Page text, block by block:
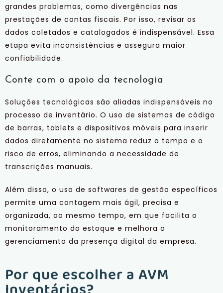
grandes problemas, como divergências nas
prestações de contas fiscais. Por isso, revisar os
dados coletados e catalogados é indispensável. Essa
etapa evita inconsistências e assegura maior
confiabilidade.
Conte com o apoio da tecnologia
Soluções tecnológicas são aliadas indispensáveis no
processo de inventário. O uso de sistemas de código
de barras, tablets e dispositivos móveis para inserir
dados diretamente no sistema reduz o tempo e o
risco de erros, eliminando a necessidade de
transcrições manuais.
Além disso, o uso de softwares de gestão específicos
permite uma contagem mais ágil, precisa e
organizada, ao mesmo tempo, em que facilita o
monitoramento do estoque e melhora o
gerenciamento da presença digital da empresa.
Por que escolher a AVM